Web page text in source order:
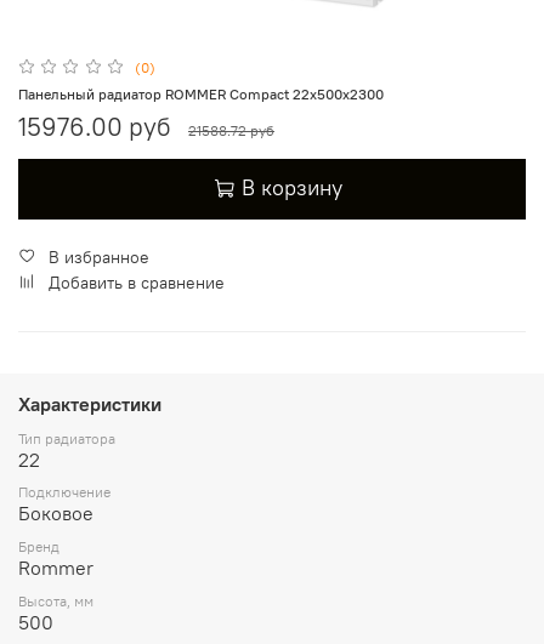
(0)
Панельный радиатор ROMMER Compact 22х500х2300
15976.00 руб 21588.72 руб
В корзину
В избранное
Добавить в сравнение
Характеристики
Тип радиатора
22
Подключение
Боковое
Бренд
Rommer
Высота, мм
500